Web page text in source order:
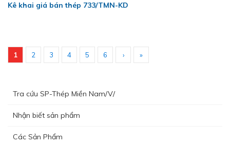
Kê khai giá bán thép 733/TMN-KD
1 2 3 4 5 6 › »
Tra cứu SP-Thép Miền Nam/V/
Nhận biết sản phẩm
Các Sản Phẩm
THÉP MIỀN NAM /V/ chính thức trở lại thị trường Nha Trang -
Khánh Hòa